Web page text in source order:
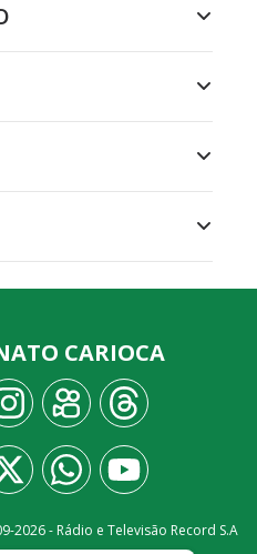
CARIOCA
2026- Rádio e Televisão Record S.A